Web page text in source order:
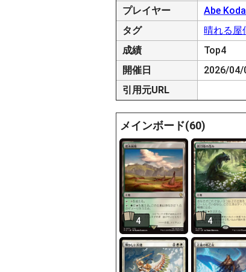
プレイヤー
Abe
タグ
晴れる屋
成績
Top4
開催日
2026/04/
引用元URL
メインボード(60)
4 4